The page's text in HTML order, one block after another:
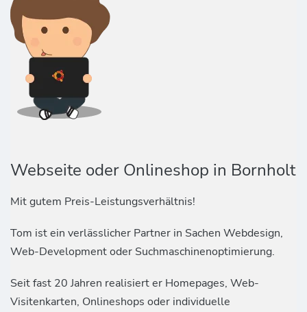
Webseite oder Onlineshop in Bornholt
Mit gutem Preis-Leistungsverhältnis!
Tom ist ein verlässlicher Partner in Sachen Webdesign,
Web-Development oder Suchmaschinenoptimierung.
Seit fast 20 Jahren realisiert er Homepages, Web-
Visitenkarten, Onlineshops oder individuelle